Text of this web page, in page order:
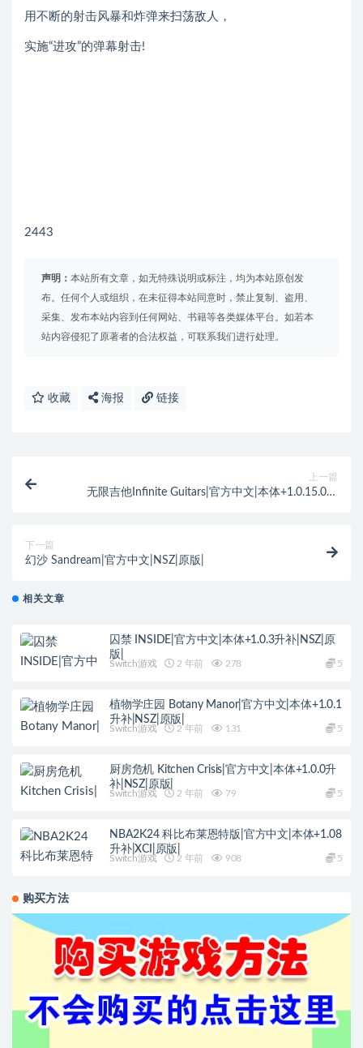
用不断的射击风暴和炸弹来扫荡敌人，
实施“进攻”的弹幕射击!
2443
声明： 本站所有文章，如无特殊说明或标注，均为本站原创发
布。任何个人或组织，在未征得本站同意时，禁止复制、盗用、
采集、发布本站内容到任何网站、书籍等各类媒体平台。如若本
站内容侵犯了原著者的合法权益，可联系我们进行处理。
收藏 海报 链接
上一篇
无限吉他Infinite Guitars|官方中文|本体+1.0.15.0升
下一篇
幻沙 Sandream|官方中文|NSZ|原版|
相关文章
囚禁 INSIDE|官方中文|本体+1.0.3升补|NSZ|原
版|
Switch游戏 2 年前 278 5
植物学庄园 Botany Manor|官方中文|本体+1.0.1
升补|NSZ|原版|
Switch游戏 2 年前 131 5
厨房危机 Kitchen Crisis|官方中文|本体+1.0.0升
补|NSZ|原版|
Switch游戏 2 年前 79 5
NBA2K24 科比布莱恩特版|官方中文|本体+1.08
升补|XCI|原版|
Switch游戏 2 年前 908 5
购买方法